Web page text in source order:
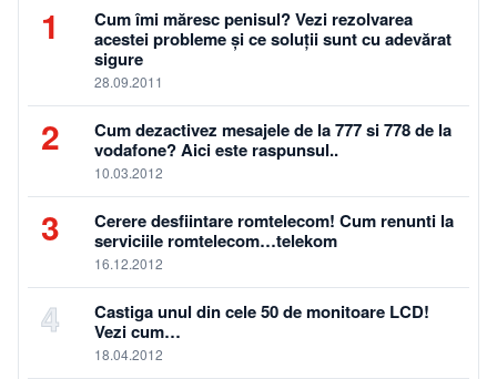
1
Cum îmi măresc penisul? Vezi rezolvarea
acestei probleme și ce soluții sunt cu adevărat
sigure
28.09.2011
2
Cum dezactivez mesajele de la 777 si 778 de la
vodafone? Aici este raspunsul..
10.03.2012
3
Cerere desfiintare romtelecom! Cum renunti la
serviciile romtelecom…telekom
16.12.2012
4
Castiga unul din cele 50 de monitoare LCD!
Vezi cum…
18.04.2012